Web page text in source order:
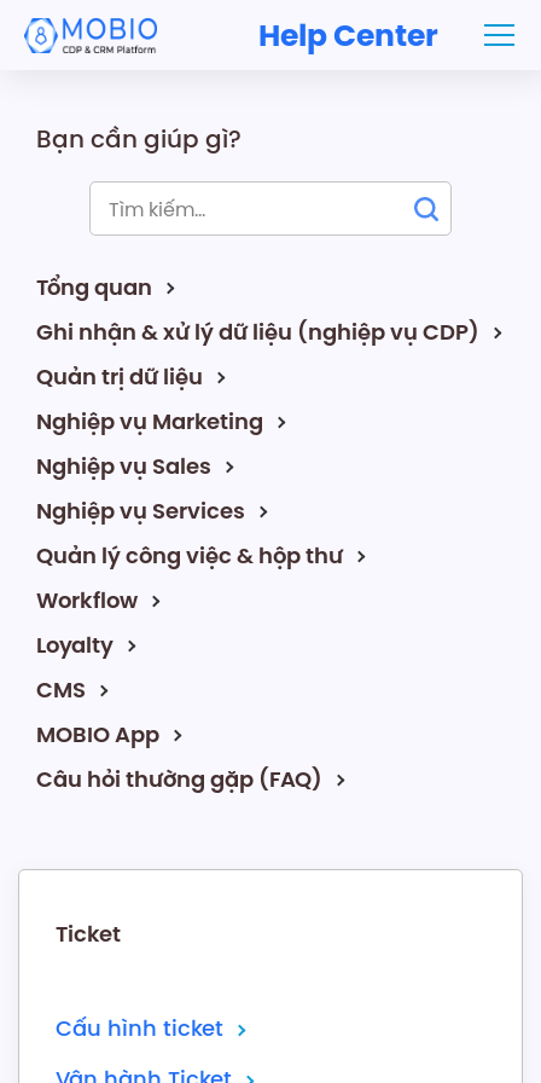
Help Center
Bạn cần giúp gì?
Tổng quan
Ghi nhận & xử lý dữ liệu (nghiệp vụ CDP)
Quản trị dữ liệu
Nghiệp vụ Marketing
Nghiệp vụ Sales
Nghiệp vụ Services
Quản lý công việc & hộp thư
Workflow
Loyalty
CMS
MOBIO App
Câu hỏi thường gặp (FAQ)
Ticket
Cấu hình ticket